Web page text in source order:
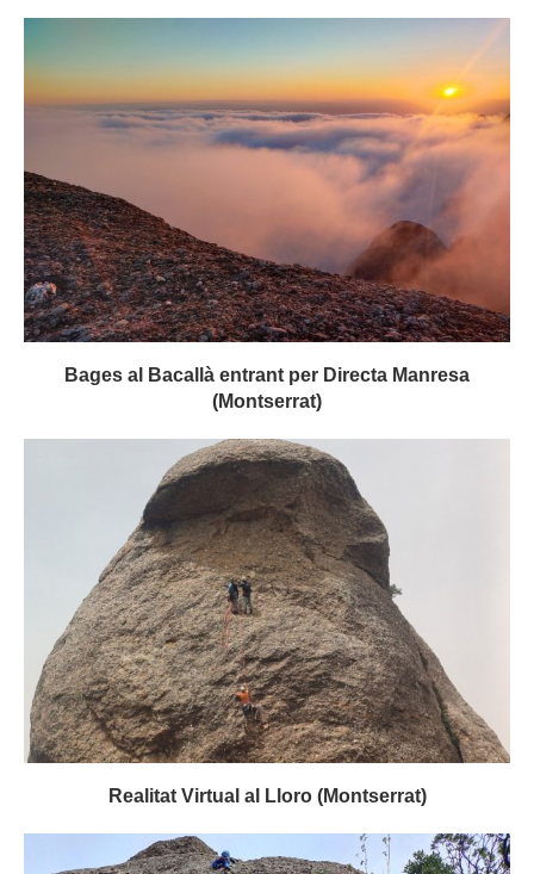
Bages al Bacallà entrant per Directa Manresa
(Montserrat)
Realitat Virtual al Lloro (Montserrat)